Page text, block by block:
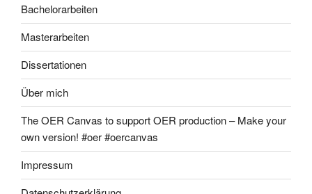
Bachelorarbeiten
Masterarbeiten
Dissertationen
Über mich
The OER Canvas to support OER production – Make your
own version! #oer #oercanvas
Impressum